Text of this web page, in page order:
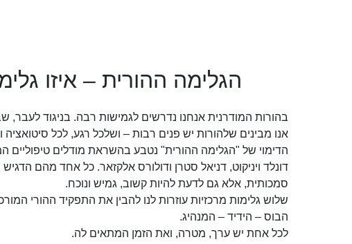
הגלימה ההורית – איזו
בהורות המודרנית אנחנו נדרשים לגמישות רבה. בניגוד
אנו מבינים שלהורות יש פנים רבות – ושלכל רגע, לכל
הדימוי של "הגלימה ההורית" נטבע בהשראת מודלים טיפוליים
דונלד ויניקוט, דניאל סטרן ודולורס אלקזאר. כל אחד מהם
סמכותית, אלא גם לדעת להיות קשוב, גמיש ונוכח.
שלוש גלימות מרכזיות עוזרות לנו להבין את התפקיד ההורי
הבוס – הידיד – המנהיג.
לכל אחת יש ערך, מטרה, ואת הזמן המתאים לה.